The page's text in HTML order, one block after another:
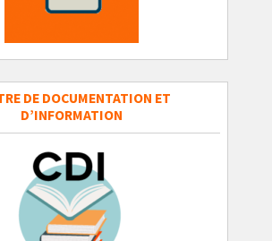
DE DOCUMENTATION ET
D’INFORMATION